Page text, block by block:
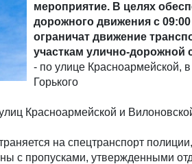
мероприятие. В целях
дорожного движения с
ограничат движение
участкам улично-дорожной
- по улице Красноармейской,
Горького
Красноармейской и
на спецтранспорт
с пропусками, утвержденными